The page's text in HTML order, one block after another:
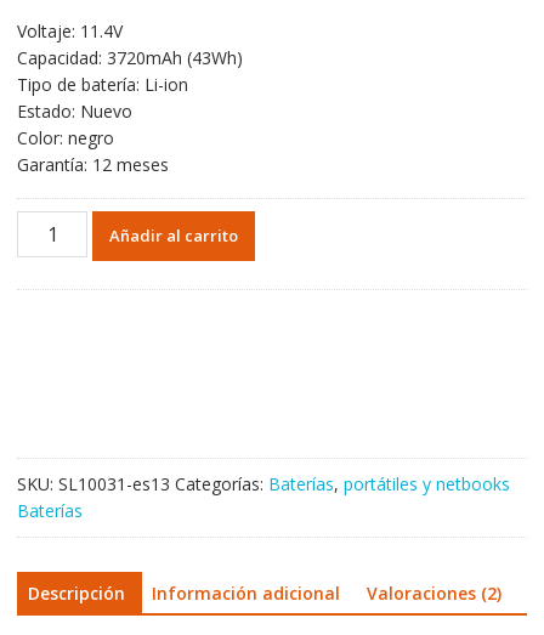
original
era:
55,08€.
es:
32,90€.
Voltaje: 11.4V
Capacidad: 3720mAh (43Wh)
Tipo de batería: Li-ion
Estado: Nuevo
Color: negro
Garantía: 12 meses
Portátil
batería
cantidad
Añadir al carrito
SKU: SL10031-es13 Categorías: Baterías, portátiles y netbooks
Baterías
Descripción Información adicional Valoraciones (2)